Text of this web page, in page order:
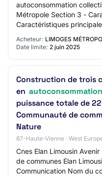
autoconsommation
Métropole Section 3 -
Caractéristiques
maîtrise d?ouvrage pour
Acheteur: LIMOGES
Date limite: 2 juin 2025
Construction de trois
en autoconsommation
puissance totale de
Communauté de
Nature
87-Haute-Vienne · West
Cnes Elan Limousin
de communes Elan
Communication Nom du